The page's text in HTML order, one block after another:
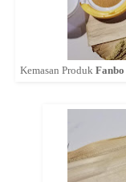
Kemasan Produk Fanbo